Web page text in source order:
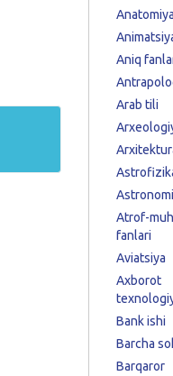
Anatomiya
Aniq
Arab tili
Atrof-
fanlari
Aviatsiya
Axborot
Bank ishi
Barcha
Barqaror